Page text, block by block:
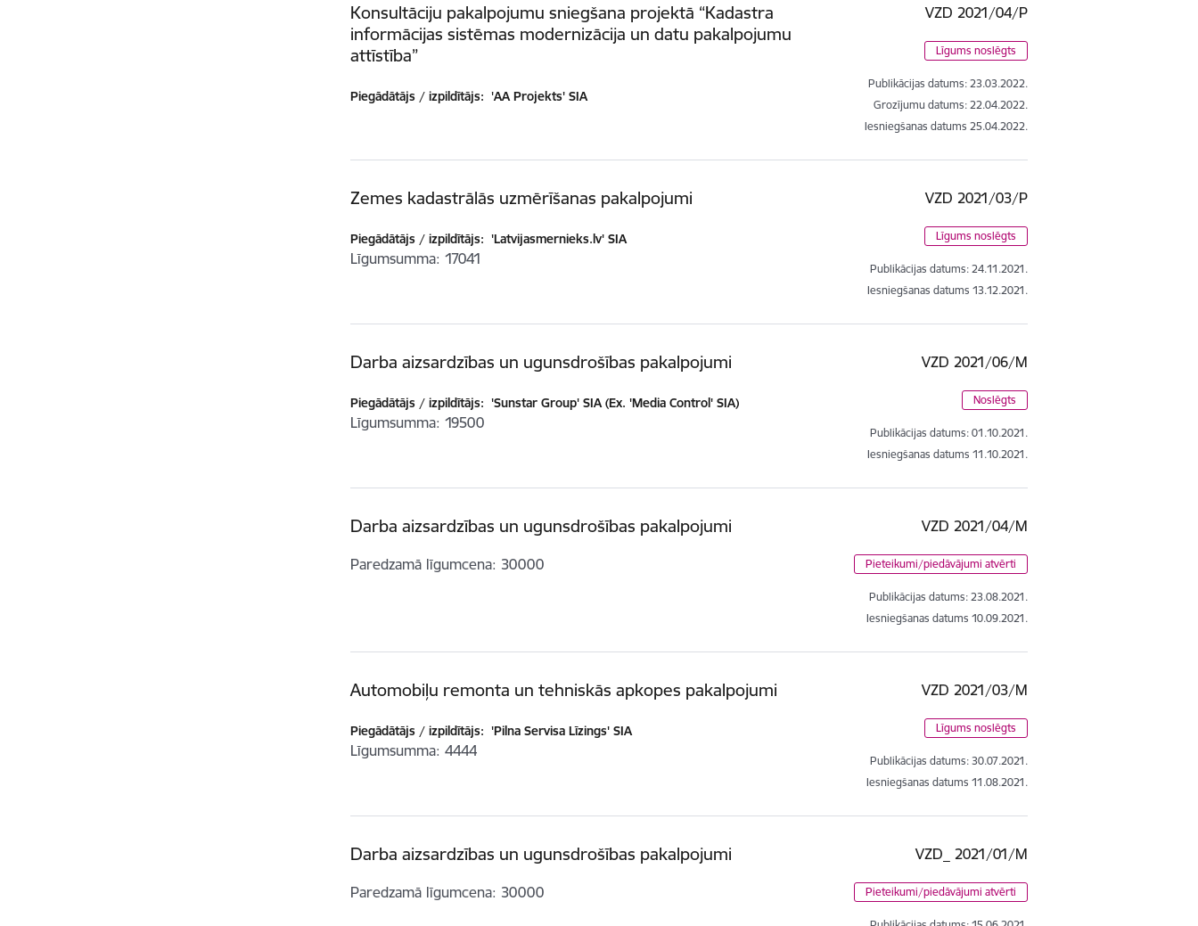
Konsultāciju pakalpojumu sniegšana projektā “Kadastra
informācijas sistēmas modernizācija un datu pakalpojumu
attīstība”
Piegādātājs / izpildītājs: 'AA Projekts' SIA
VZD 2021/04/P
Līgums noslēgts
Publikācijas datums: 23.03.2022.
Grozījumu datums: 22.04.2022.
Iesniegšanas datums 25.04.2022.
Zemes kadastrālās uzmērīšanas pakalpojumi
Piegādātājs / izpildītājs: 'Latvijasmernieks.lv' SIA
Līgumsumma 17041
VZD 2021/03/P
Līgums noslēgts
Publikācijas datums: 24.11.2021.
Iesniegšanas datums 13.12.2021.
Darba aizsardzības un ugunsdrošības pakalpojumi
Piegādātājs / izpildītājs: 'Sunstar Group' SIA (Ex. 'Media Control' SIA)
Līgumsumma 19500
VZD 2021/06/M
Noslēgts
Publikācijas datums: 01.10.2021.
Iesniegšanas datums 11.10.2021.
Darba aizsardzības un ugunsdrošības pakalpojumi
Paredzamā līgumcena 30000
VZD 2021/04/M
Pieteikumi/piedāvājumi atvērti
Publikācijas datums: 23.08.2021.
Iesniegšanas datums 10.09.2021.
Automobiļu remonta un tehniskās apkopes pakalpojumi
Piegādātājs / izpildītājs: 'Pilna Servisa Līzings' SIA
Līgumsumma 4444
VZD 2021/03/M
Līgums noslēgts
Publikācijas datums: 30.07.2021.
Iesniegšanas datums 11.08.2021.
Darba aizsardzības un ugunsdrošības pakalpojumi
Paredzamā līgumcena 30000
VZD_ 2021/01/M
Pieteikumi/piedāvājumi atvērti